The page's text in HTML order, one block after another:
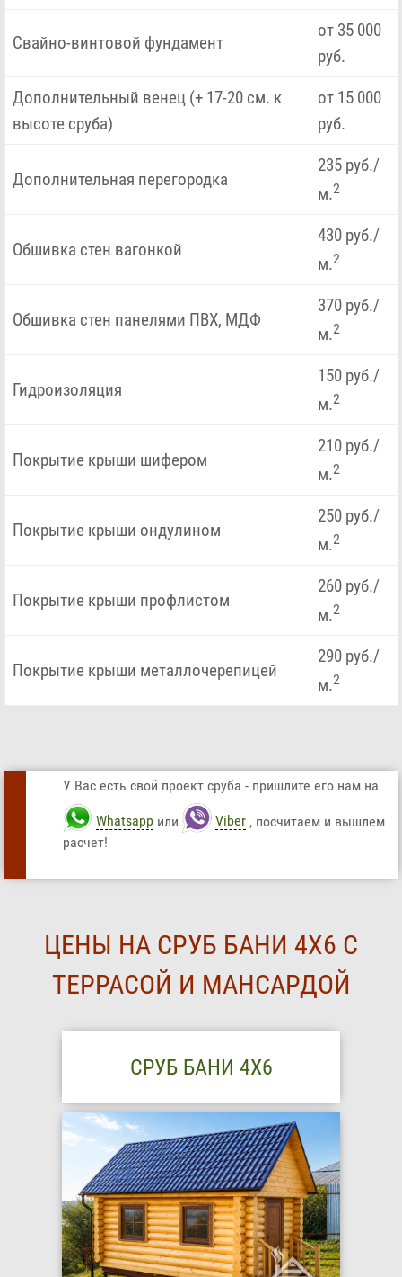
Свайно-винтовой фундамент
от 35 000
руб.
Дополнительный венец (+ 17-20 см. к
высоте сруба)
от 15 000
руб.
Дополнительная перегородка
235 руб./
м.2
Обшивка стен вагонкой
430 руб./
м.2
Обшивка стен панелями ПВХ, МДФ
370 руб./
м.2
Гидроизоляция
150 руб./
м.2
Покрытие крыши шифером
210 руб./
м.2
Покрытие крыши ондулином
250 руб./
м.2
Покрытие крыши профлистом
260 руб./
м.2
Покрытие крыши металлочерепицей
290 руб./
м.2
У Вас есть свой проект сруба - пришлите его нам на
Whatsapp или Viber , посчитаем и вышлем
расчет!
ЦЕНЫ НА СРУБ БАНИ 4Х6 С
ТЕРРАСОЙ И МАНСАРДОЙ
СРУБ БАНИ 4Х6